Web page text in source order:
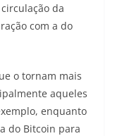
da
com a do
o tornam mais
aqueles
enquanto
do Bitcoin para